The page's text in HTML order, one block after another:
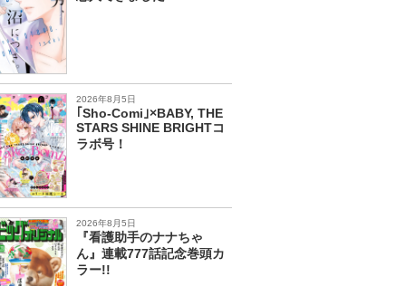
2026年8月5日
｢Sho-Comi｣×BABY, THE
STARS SHINE BRIGHTコ
ラボ号！
2026年8月5日
『看護助手のナナちゃ
ん』連載777話記念巻頭カ
ラー!!